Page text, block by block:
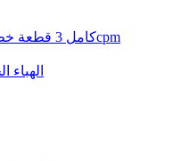
كامل 3 قطعة خط الانتاج بسرعة تصل إلى 600cpm